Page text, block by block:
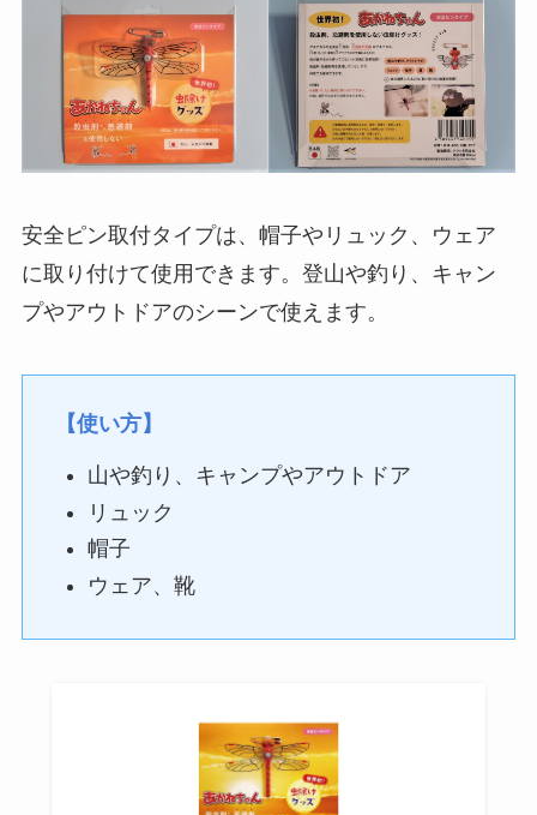
安全ピン取付タイプは、帽子やリュック、ウェア
に取り付けて使用できます。登山や釣り、キャン
プやアウトドアのシーンで使えます。
【使い方】
山や釣り、キャンプやアウトドア
リュック
帽子
ウェア、靴